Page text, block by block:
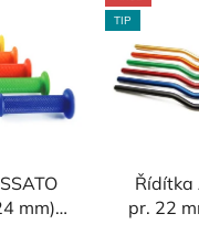
TIP
Řídítka
pr. 22